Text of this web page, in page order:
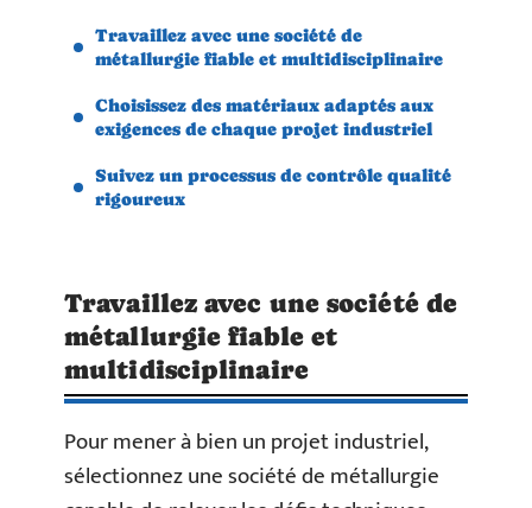
Travaillez avec une société de
métallurgie fiable et multidisciplinaire
Choisissez des matériaux adaptés aux
exigences de chaque projet industriel
Suivez un processus de contrôle qualité
rigoureux
Travaillez avec une société de
métallurgie fiable et
multidisciplinaire
Pour mener à bien un projet industriel,
sélectionnez une société de métallurgie